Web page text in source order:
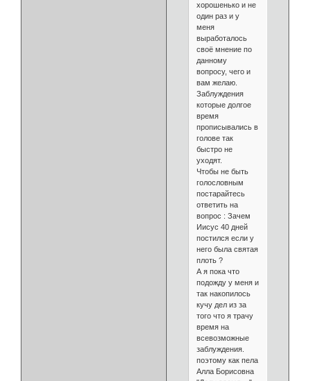
хорошенько и не
один раз и у
меня
выработалось
своё мнение по
данному
вопросу, чего и
вам желаю.
Заблуждения
которые долгое
время
прописывались в
голове так
быстро не
уходят.
Чтобы не быть
голословным
постарайтесь
ответить на
вопрос : Зачем
Иисус 40 дней
постился если у
него была святая
плоть ?
А я пока что
подожду у меня и
так накопилось
кучу дел из за
того что я трачу
время на
всевозможные
заблуждения.
поэтому как пела
Алла Борисовна